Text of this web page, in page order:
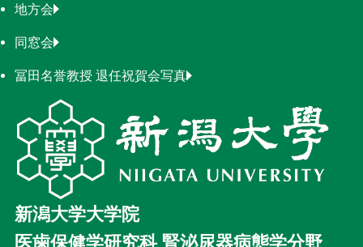
新潟大学大学院
医歯保健学研究科 腎泌尿器病態学分野
地方会
同窓会
冨田名誉教授 退任祝賀会写真